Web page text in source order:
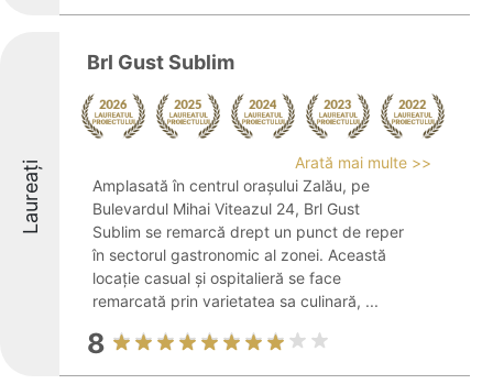
Laureați
Brl Gust Sublim
Arată mai multe >>
Amplasată în centrul orașului Zalău, pe
Bulevardul Mihai Viteazul 24, Brl Gust
Sublim se remarcă drept un punct de reper
în sectorul gastronomic al zonei. Această
locație casual și ospitalieră se face
remarcată prin varietatea sa culinară, ...
8